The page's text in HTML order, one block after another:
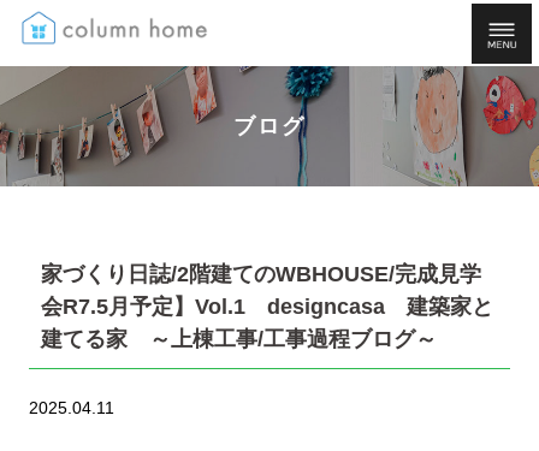
ブログ
家づくり日誌/2階建てのWBHOUSE/完成見学
会R7.5月予定】Vol.1 designcasa 建築家と
建てる家 ～上棟工事/工事過程ブログ～
2025.04.11